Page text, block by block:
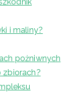
i maliny?
pożniwnych
zbiorach?